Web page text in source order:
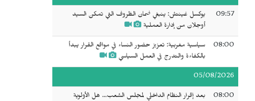
09:57
يوكسل غينتش: ينبغي ضمان الظروف التي تمكن السيد
أوجلان من إدارة العملية
08:00
سياسية مغربية: تعزيز حضور النساء في مواقع القرار يبدأ
بالكفاءة والتدرج في العمل السياسي
05/08/2026
08:00
بعد إقرار النظام الداخلي لمجلس الشعب... هل الأولوية